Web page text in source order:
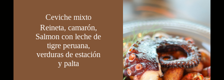
Ceviche mixto
Reineta, camarón,
Salmon con leche de
tigre peruana,
verduras de estación
y palta